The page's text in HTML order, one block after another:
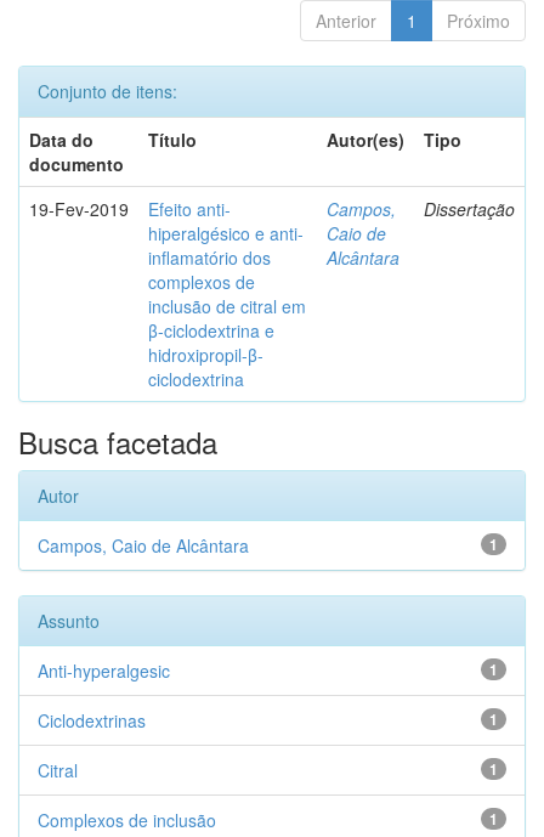
Anterior 1 Próximo
Conjunto de itens:
Data do
documento
Título Autor(es) Tipo
19-Fev-2019
Efeito anti-
hiperalgésico e anti-
inflamatório dos
complexos de
inclusão de citral em
β-ciclodextrina e
hidroxipropil-β-
ciclodextrina
Campos,
Caio de
Alcântara
Dissertação
Busca facetada
Autor
1
Campos, Caio de Alcântara
Assunto
1
Anti-hyperalgesic
1
Ciclodextrinas
1
Citral
1
Complexos de inclusão